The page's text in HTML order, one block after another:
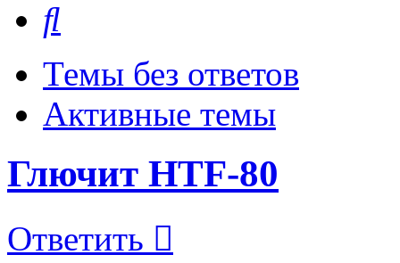
Темы без ответов
Активные темы
Глючит HTF-80
Ответить